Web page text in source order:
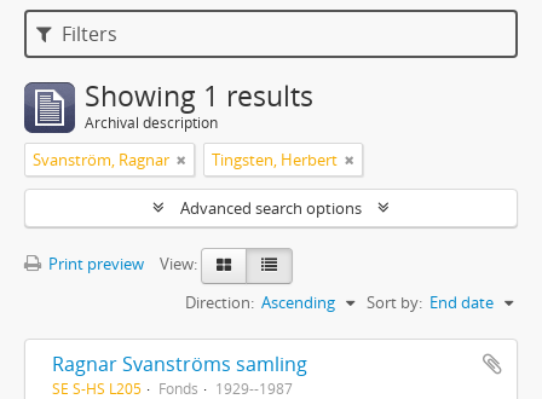
Filters
Showing 1 results
Archival description
Svanström, Ragnar Tingsten, Herbert
Advanced search options
Print preview
View:
Sort by: End date
Direction: Ascending
Ragnar Svanströms samling
SE S-HS L205 Fonds 1929--1987